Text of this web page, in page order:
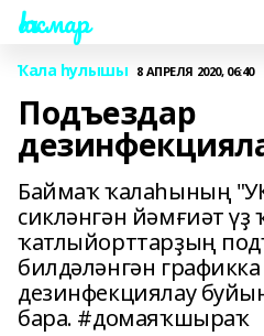
Һаҡмар
Ҡала һулышы 8 АПРЕЛЯ 2020, 06:40
Подъездар
Баймаҡ ҡалаһының
сикләнгән йәмғиәт
ҡатлыйорттарҙың
билдәләнгән
дезинфекциялау
бара. #домаяҡшыраҡ